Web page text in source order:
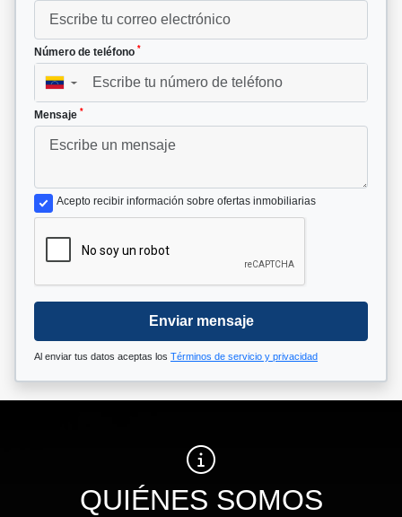
Número de teléfono *
▼
Mensaje *
Acepto recibir información sobre ofertas inmobiliarias
Enviar mensaje
Al enviar tus datos aceptas los Términos de servicio y privacidad
QUIÉNES SOMOS